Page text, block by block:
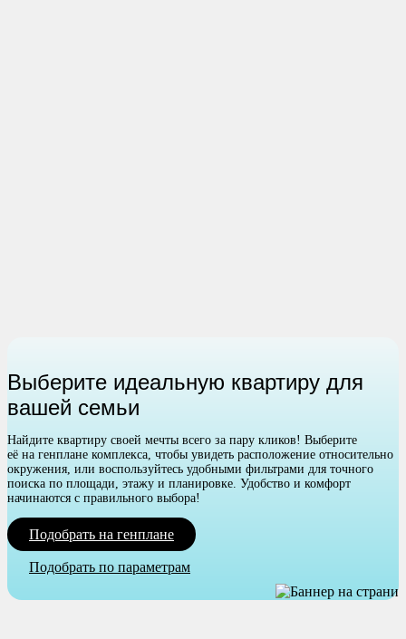
Выберите идеальную квартиру для
вашей семьи
Найдите квартиру своей мечты всего за пару кликов! Выберите
её на генплане комплекса, чтобы увидеть расположение относительно
окружения, или воспользуйтесь удобными фильтрами для точного
поиска по площади, этажу и планировке. Удобство и комфорт
начинаются с правильного выбора!
Подобрать на генплане
Подобрать по параметрам